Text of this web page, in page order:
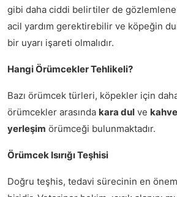
gibi daha ciddi belirtiler de
acil yardım gerektirebilir ve köpeğin
bir uyarı işareti olmalıdır.
Hangi Örümcekler Tehlikeli?
Bazı örümcek türleri, köpekler için
örümcekler arasında kara dul ve
yerleşim örümceği bulunmaktadır.
Örümcek Isırığı Teşhisi
Doğru teşhis, tedavi sürecinin en